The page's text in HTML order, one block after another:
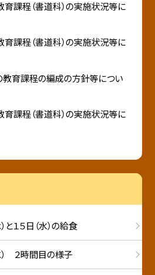
課程（書道科）の実施状況等に
課程（書道科）の実施状況等に
育課程の編成の方針等につい
課程（書道科）の実施状況等に
と１５日（水）の給食
） ２時間目の様子